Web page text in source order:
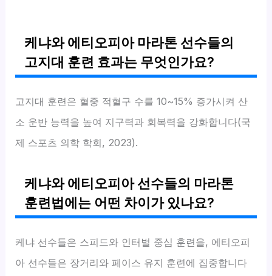
케냐와 에티오피아 마라톤 선수들의
고지대 훈련 효과는 무엇인가요?
고지대 훈련은 혈중 적혈구 수를 10~15% 증가시켜 산
소 운반 능력을 높여 지구력과 회복력을 강화합니다(국
제 스포츠 의학 학회, 2023).
케냐와 에티오피아 선수들의 마라톤
훈련법에는 어떤 차이가 있나요?
케냐 선수들은 스피드와 인터벌 중심 훈련을, 에티오피
아 선수들은 장거리와 페이스 유지 훈련에 집중합니다